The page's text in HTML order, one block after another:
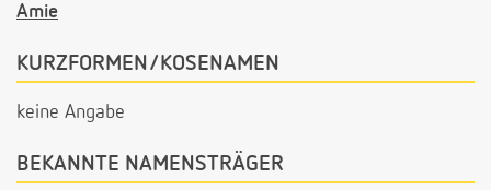
Amie
KURZFORMEN/KOSENAMEN
keine Angabe
BEKANNTE NAMENSTRÄGER